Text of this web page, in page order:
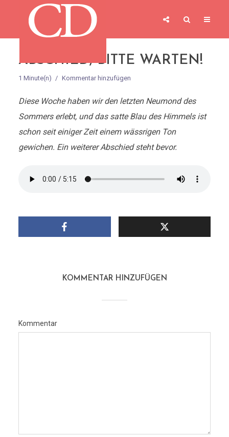
ABSCHIED, BITTE WARTEN!
1 Minute(n) Kommentar hinzufügen
Diese Woche haben wir den letzten Neumond des
Sommers erlebt, und das satte Blau des Himmels ist
schon seit einiger Zeit einem wässrigen Ton
gewichen. Ein weiterer Abschied steht bevor.
KOMMENTAR HINZUFÜGEN
Kommentar